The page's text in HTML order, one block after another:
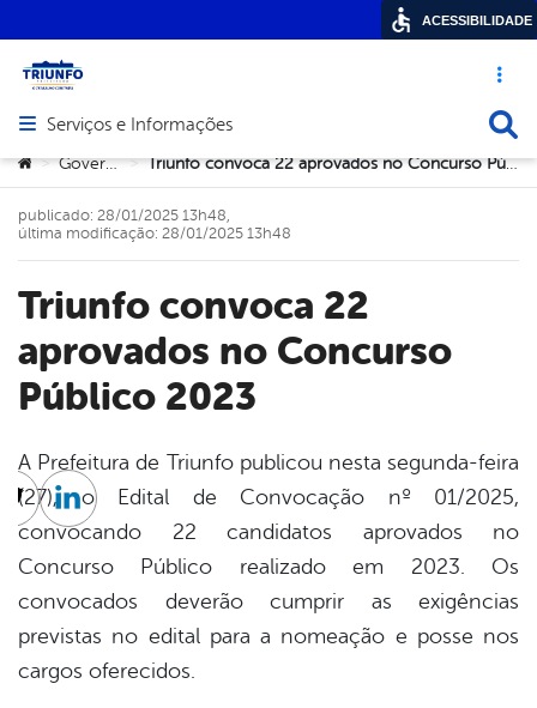
Acesso
Abrir menu principal de navegação
Serviços e Informações
Você está aqui:
> Governo > Triunfo convoca 22 aprovados no Concurso Público 2023
Triunfo convoca 22
aprovados no Concurso
Público 2023
publicado: 28/01/2025 13h48,
última modificação: 28/01/2025 13h48
A Prefeitura de Triunfo publicou nesta segunda-feira
(27), o Edital de Convocação nº 01/2025,
convocando 22 candidatos aprovados no
Concurso Público realizado em 2023. Os
convocados deverão cumprir as exigências
previstas no edital para a nomeação e posse nos
cargos oferecidos.
Twitter
Linkedin
ACESSIBILIDADE